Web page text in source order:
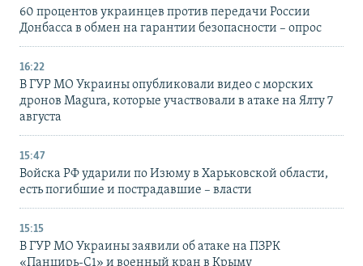
60 процентов украинцев против передачи России
Донбасса в обмен на гарантии безопасности – опрос
16:22
В ГУР МО Украины опубликовали видео с морских
дронов Magura, которые участвовали в атаке на Ялту 7
августа
15:47
Войска РФ ударили по Изюму в Харьковской области,
есть погибшие и пострадавшие – власти
15:15
В ГУР МО Украины заявили об атаке на ПЗРК
«Панцирь-С1» и военный кран в Крыму